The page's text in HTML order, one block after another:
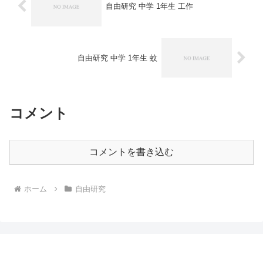
自由研究 中学 1年生 工作
自由研究 中学 1年生 蚊
コメント
コメントを書き込む
ホーム 自由研究